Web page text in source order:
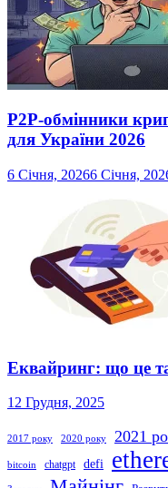
P2P-обмінники
для України 2026
6 Січня, 20266 Січня,
Еквайринг: що це
12 Грудня, 2025
2017 року 2020 року 2021
bitcoin chatgpt defi